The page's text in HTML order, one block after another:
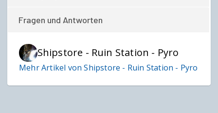
Fragen und Antworten
Shipstore - Ruin Station - Pyro
Mehr Artikel von Shipstore - Ruin Station - Pyro